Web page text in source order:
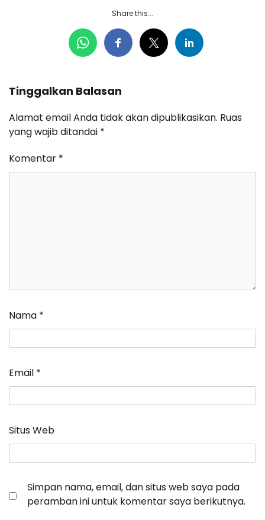
Share this...
Tinggalkan Balasan
Alamat email Anda tidak akan dipublikasikan. Ruas
yang wajib ditandai *
Komentar *
Nama *
Email *
Situs Web
Simpan nama, email, dan situs web saya pada
peramban ini untuk komentar saya berikutnya.